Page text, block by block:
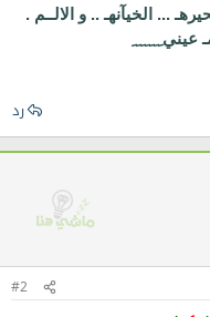
... الخيآنهـ .. و الالــم .
عيني
رد
#2